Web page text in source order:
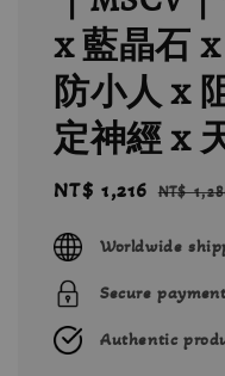
x 藍晶石
防小人 x
定神經 x
Sale
NT$ 1,216 NT$
Worldwide
Secure
Authentic